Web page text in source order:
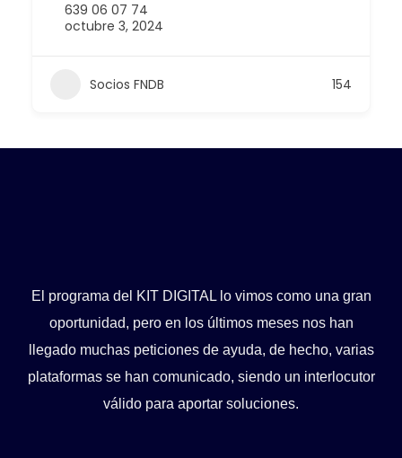
639 06 07 74
octubre 3, 2024
Socios FNDB 154
El programa del KIT DIGITAL lo vimos como una gran
oportunidad, pero en los últimos meses nos han
llegado muchas peticiones de ayuda, de hecho, varias
plataformas se han comunicado, siendo un interlocutor
válido para aportar soluciones.